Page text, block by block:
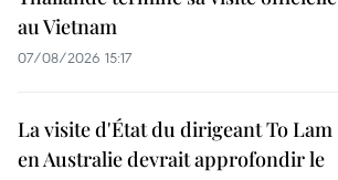
au Vietnam
07/08/2026 15:17
La visite d'État du dirigeant To Lam
en Australie devrait approfondir le